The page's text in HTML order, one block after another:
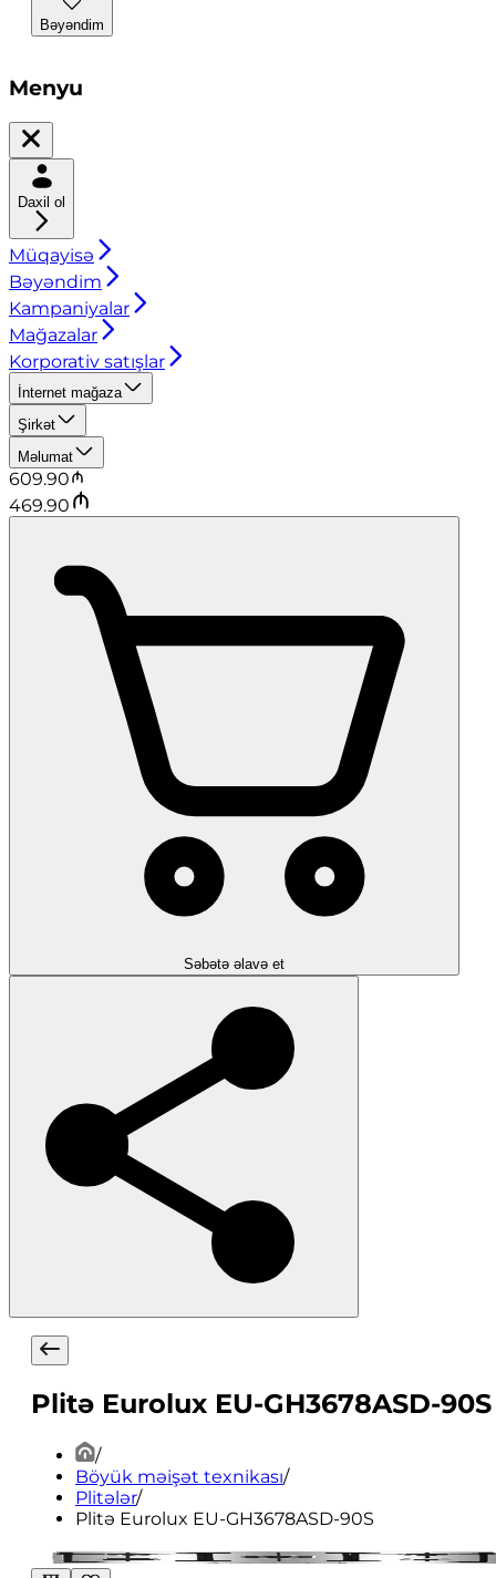
Bəyəndim
Menyu
Daxil ol
Müqayisə
Bəyəndim
Kampaniyalar
Mağazalar
Korporativ satışlar
İnternet mağaza
Şirkət
Məlumat
609.90
469.90
Səbətə əlavə et
Plitə Eurolux EU-GH3678ASD-90S
/
Böyük məişət texnikası/
Plitələr/
Plitə Eurolux EU-GH3678ASD-90S